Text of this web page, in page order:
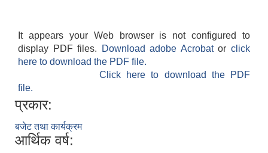
It appears your Web browser is not configured to
display PDF files.
Download adobe Acrobatorclick
here to download the PDF file.
Click here to download the PDF
file.
प्रकार:
बजेट तथा कार्यक्रम
आर्थिक वर्ष: